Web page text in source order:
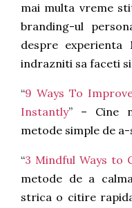
mai multa vreme
branding-ul
despre experienta
indrazniti sa faceti
“9 Ways To
Instantly” – Cine
metode simple de
“3 Mindful Ways to
metode de a
strica o citire